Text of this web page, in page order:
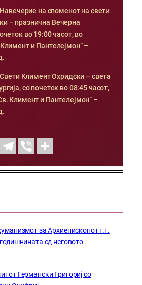
на споменот на свети
– празнична Вечерна
во 19:00 часот, во
и Пантелејмон“ –
Климент Охридски – света
со почеток во 08:45 часот,
Климент и Пантелејмон“ –
за Архиепископот г.г.
од неговото
Германски Григориј со